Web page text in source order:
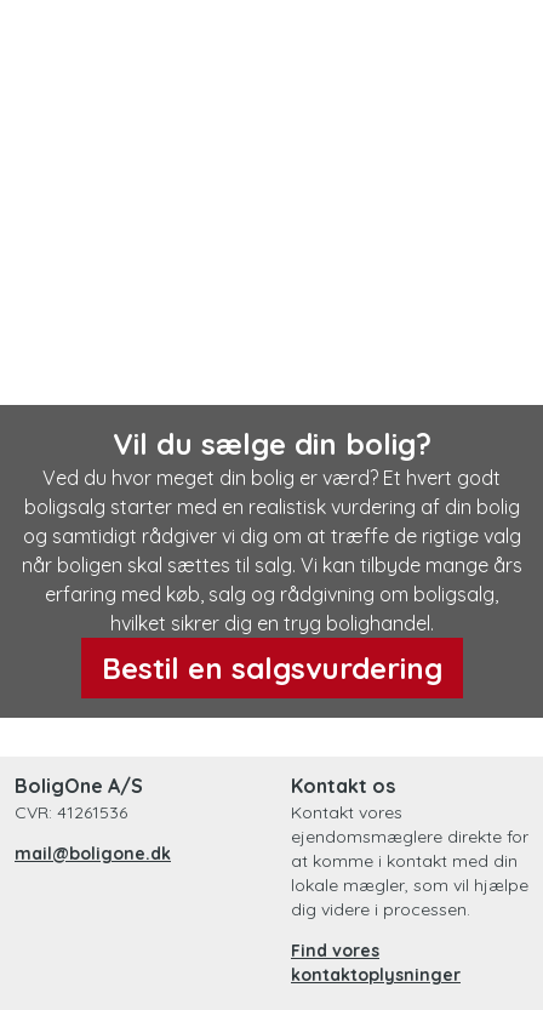
Vil du sælge din bolig?
Ved du hvor meget din bolig er værd? Et hvert godt
boligsalg starter med en realistisk vurdering af din bolig
og samtidigt rådgiver vi dig om at træffe de rigtige valg
når boligen skal sættes til salg. Vi kan tilbyde mange års
erfaring med køb, salg og rådgivning om boligsalg,
hvilket sikrer dig en tryg bolighandel.
Bestil en salgsvurdering
BoligOne A/S
CVR: 41261536
mail@boligone.dk
Kontakt os
Kontakt vores
ejendomsmæglere direkte for
at komme i kontakt med din
lokale mægler, som vil hjælpe
dig videre i processen.
Find vores
kontaktoplysninger